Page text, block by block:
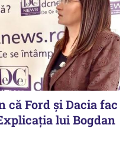
că Ford și Dacia fac
lui Bogdan